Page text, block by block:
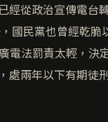
經從政治宣傳電台
國民黨也曾經乾脆
電法罰責太輕，決
處兩年以下有期徒